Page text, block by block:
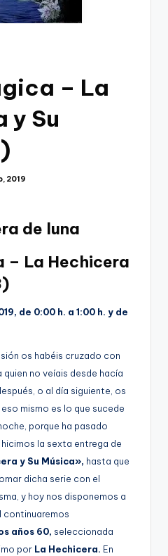
– La
y Su
2019
– La Hechicera
de 0:00 h. a 1:00 h. y de
os habéis cruzado con
no veíais desde hacía
o al día siguiente, os
mismo es lo que sucede
porque ha pasado
la sexta entrega de
y Su Música», hasta que
dicha serie con el
y hoy nos disponemos a
continuaremos
años 60, seleccionada
por La Hechicera. En